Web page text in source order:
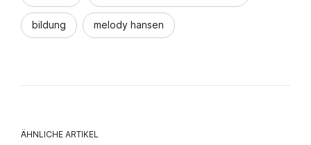
bildung melody hansen
ÄHNLICHE ARTIKEL